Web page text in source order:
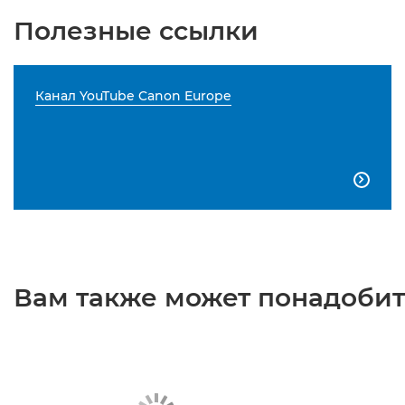
Полезные ссылки
Канал YouTube Canon Europe

Вам также может